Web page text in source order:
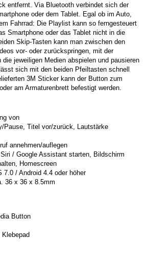
entfernt. Via Bluetooth verbindet sich der
oder dem Tablet. Egal ob im Auto,
Fahrrad: Die Playlist kann so ferngesteuert
Smartphone oder das Tablet nicht in die
Skip-Tasten kann man zwischen den
vor- oder zurückspringen, mit der
jeweiligen Medien abspielen und pausieren
sich mit den beiden Pfeiltasten schnell
3M Sticker kann der Button zum
am Armaturenbrett befestigt werden.
von
Pause, Titel vor/zurück, Lautstärke
annehmen/auflegen
/ Google Assistant starten, Bildschirm
Homescreen
7.0 / Android 4.4 oder höher
36 x 36 x 8.5mm
Button